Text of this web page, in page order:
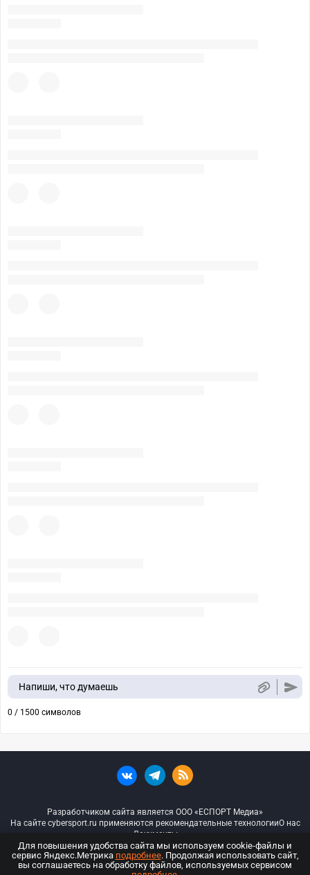
Напиши, что думаешь
0 / 1500 символов
Разработчиком сайта является ООО «ЕСПОРТ Медиа»
На сайте cybersport.ru применяются рекомендательные технологииО нас
Документы
© ООО «Киберспорт.ру» — Все права защищены
Для повышения удобства сайта мы используем cookie-файлы и
сервис Яндекс.Метрика подробнее. Продолжая использовать сайт,
вы соглашаетесь на обработку файлов, используемых сервисом